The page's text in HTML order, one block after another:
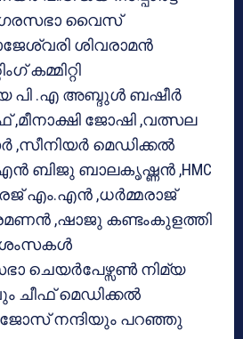
വൈസ്
ശിവരാമൻ
കമ്മിറ്റി
പി .എ അബ്ദുൾ ബഷീർ
ജോഷി ,വത്സല
,സീനിയർ മെഡിക്കൽ
ബിജു ബാലകൃഷ്ണൻ ,HMC
എം.എൻ ,ധർമ്മരാജ്
,ഷാജു കണ്ടംകുളത്തി
ചെയർപേഴ്സൺ നിമ്യ
ചീഫ് മെഡിക്കൽ
ജോസ് നന്ദിയും പറഞ്ഞു